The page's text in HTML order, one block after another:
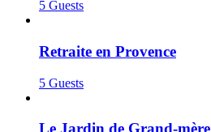
5 Guests
Retraite en Provence
5 Guests
Le Jardin de Grand-mère